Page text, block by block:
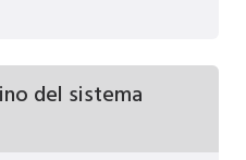
del sistema